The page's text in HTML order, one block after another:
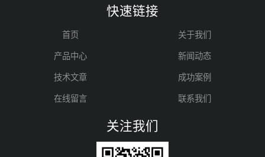
快速链接
首页 关于我们
产品中心 新闻动态
技术文章 成功案例
在线留言 联系我们
关注我们